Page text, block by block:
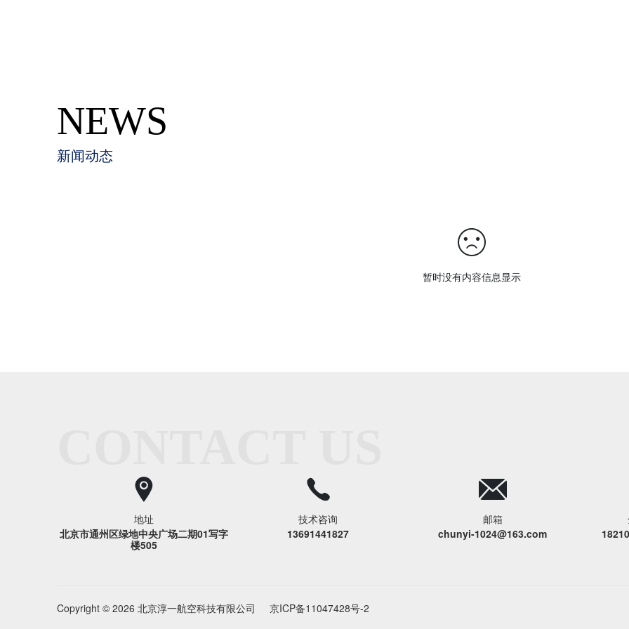
NEWS
新闻动态
暂时没有内容信息显示
地址
北京市通州区绿地中央广场二期01写字
楼505
技术咨询
13691441827
邮箱
chunyi-1024@163.com
Copyright © 2026 北京淳一航空科技有限公司 京ICP备11047428号-2